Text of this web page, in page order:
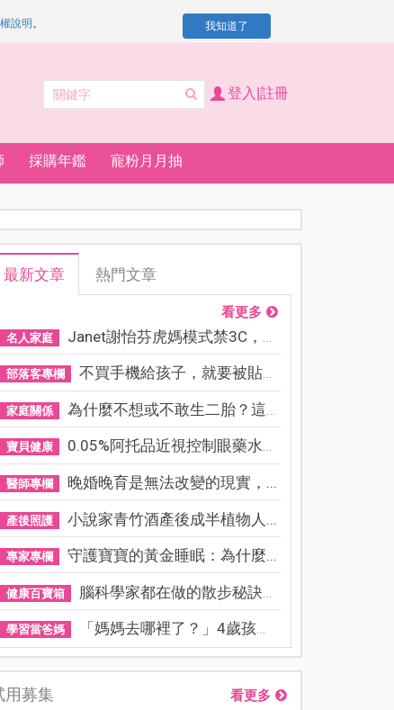
說明 。 我知道了
登入|註冊
採購年鑑 寵粉月月抽
最新文章 熱門文章
看更多
名人家庭 Janet謝怡芬虎媽模式禁3C，看...
部落客專欄 不買手機給孩子，就要被貼「...
家庭關係 為什麼不想或不敢生二胎？這8...
寶貝健康 0.05%阿托品近視控制眼藥水納...
醫師專欄 晚婚晚育是無法改變的現實，...
產後照護 小說家青竹酒產後成半植物人...
專家專欄 守護寶寶的黃金睡眠：為什麼...
健康百寶箱 腦科學家都在做的散步秘訣！...
學習當爸媽 「媽媽去哪裡了？」4歲孩子還...
用募集 看更多